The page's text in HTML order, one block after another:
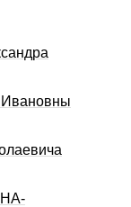
Ивановны